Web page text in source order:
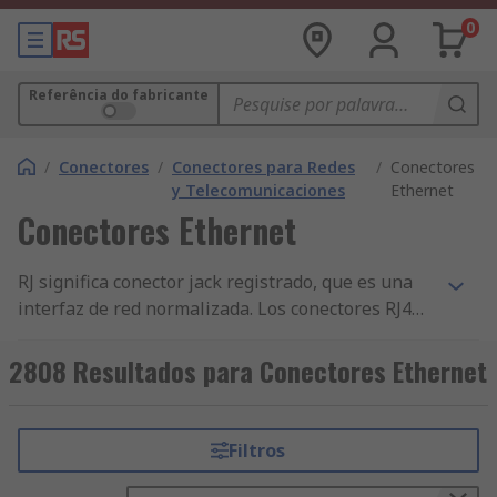
0
Referência do fabricante
/ Conectores / Conectores para Redes
y Telecomunicaciones
/ Conectores
Ethernet
Conectores Ethernet
RJ significa conector jack registrado, que es una
interfaz de red normalizada. Los conectores RJ45
equipos en aplicaciones de redes informáticas
como equipos de telecomunicaciones o datos. Los
jack modulares. Los conectores macho RJ45 se
conectan a cada extremo de un cable Ethernet.
2808 Resultados para Conectores Ethernet
Filtros